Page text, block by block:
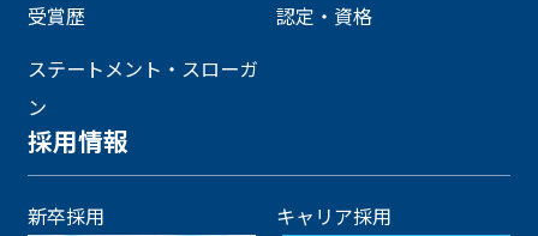
受賞歴
認定・資格
ステートメント・スローガ
ン
採用情報
新卒採用 キャリア採用